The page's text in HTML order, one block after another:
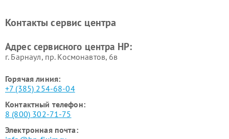
Контакты сервис центра
Адрес сервисного центра HP:
г. Барнаул, ​пр. Космонавтов, 6в
Горячая линия:
+7 (385) 254-68-04
Контактный телефон:
8 (800) 302-71-75
Электронная почта: